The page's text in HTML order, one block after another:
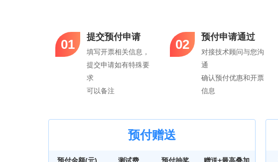
01 提交预付申请
填写开票相关信息，
提交申请如有特殊要
求
可以备注
02 预付申请通过
对接技术顾问与您沟
通
确认预付优惠和开票
信息
预付赠送